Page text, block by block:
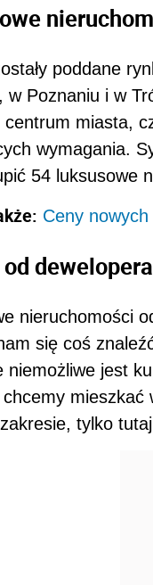
poddane
w Poznaniu i w
miasta,
wymagania.
54 luksusowe
Ceny
dewelopera
nieruchomości
się coś
niemożliwe jest
mieszkać
tylko